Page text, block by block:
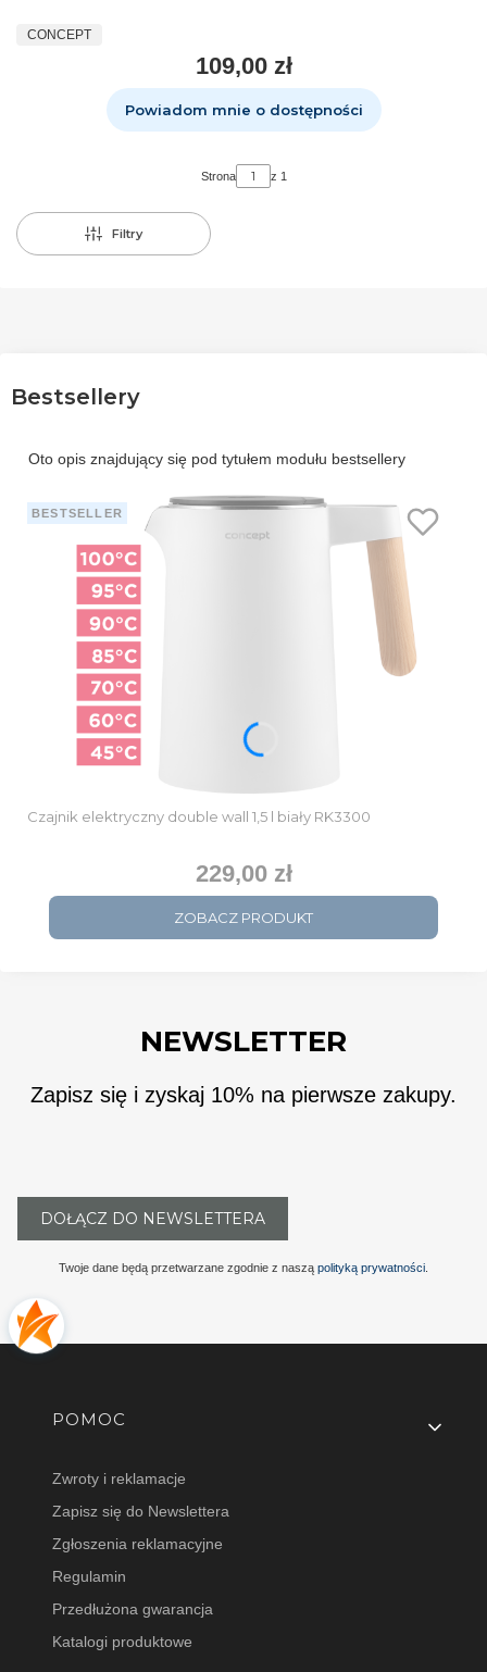
CONCEPT
109,00 zł
Powiadom mnie o dostępności
Strona z 1
Filtry
Bestsellery
Oto opis znajdujący się pod tytułem modułu bestsellery
BESTSELLER
Czajnik elektryczny double wall 1,5 l biały RK3300
Cena
229,00 zł
ZOBACZ PRODUKT
NEWSLETTER
Zapisz się i zyskaj 10% na pierwsze zakupy.
DOŁĄCZ DO NEWSLETTERA
Twoje dane będą przetwarzane zgodnie z naszą polityką prywatności
Linki w stopce
POMOC
Zwroty i reklamacje
Zapisz się do Newslettera
Zgłoszenia reklamacyjne
Regulamin
Przedłużona gwarancja
Katalogi produktowe